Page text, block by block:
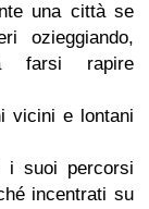
una città se
ozieggiando,
farsi rapire
vicini e lontani
i suoi percorsi
incentrati su